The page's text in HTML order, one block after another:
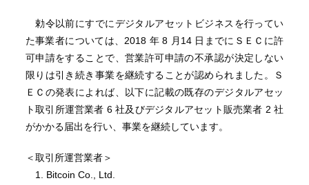
勅令以前にすでにデジタルアセットビジネスを行ってい
た事業者については、2018 年 8 月14 日までにＳＥＣに許
可申請をすることで、営業許可申請の不承認が決定しない
限りは引き続き事業を継続することが認められました。Ｓ
ＥＣの発表によれば、以下に記載の既存のデジタルアセッ
ト取引所運営業者 6 社及びデジタルアセット販売業者 2 社
がかかる届出を行い、事業を継続しています。
＜取引所運営業者＞
1. Bitcoin Co., Ltd.